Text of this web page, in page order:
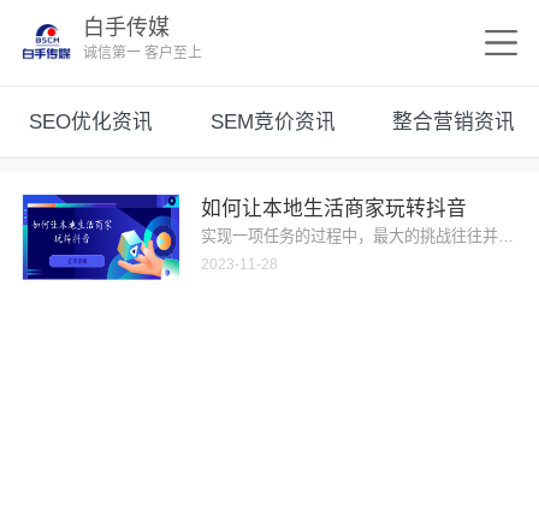
白手传媒
诚信第一 客户至上
SEO优化资讯 SEM竞价资讯 整合营销资讯
如何让本地生活商家玩转抖音
实现一项任务的过程中，最大的挑战往往并非任
2023-11-28